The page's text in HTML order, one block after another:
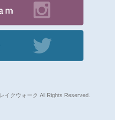
クウォーク All Rights Reserved.